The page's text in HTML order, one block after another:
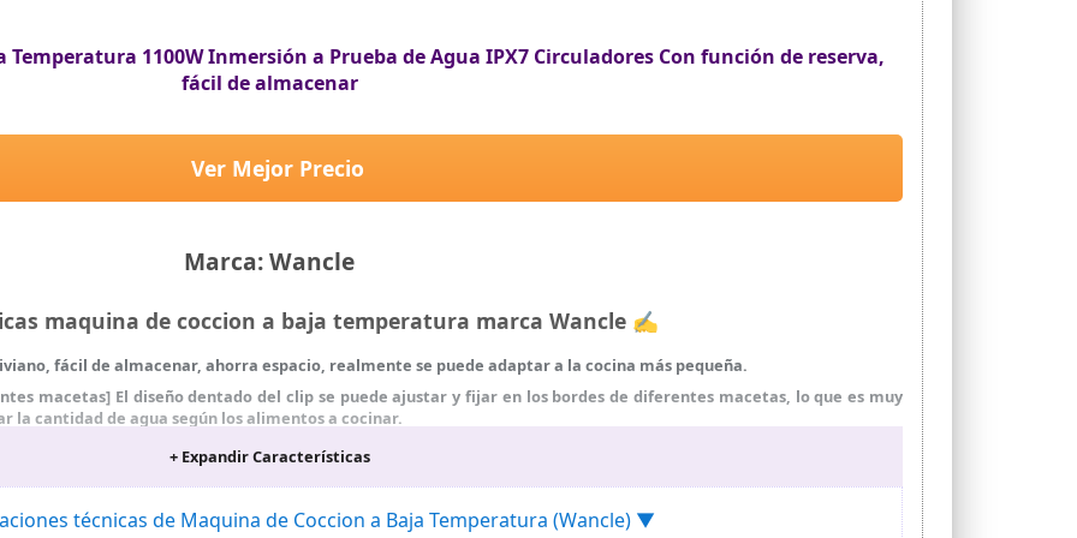
bistec, huevos de spa, chuletas de cordero, langosta, tocino, sin cocinar demasiado, reteniendo más nutrientes y
perfecto del chef de primera clase Michelin en todo momento.
Temperatura 1100W Inmersión a Prueba de Agua IPX7 Circuladores Con función de reserva,
fácil de almacenar
Marca: Wancle
Ver Mejor Precio
maquina de coccion a baja temperatura marca Wancle ✍
fácil de almacenar, ahorra espacio, realmente se puede adaptar a la cocina más pequeña.
macetas] El diseño dentado del clip se puede ajustar y fijar en los bordes de diferentes macetas, lo que es muy
cantidad de agua según los alimentos a cocinar.
energía] El diseño del canal de flujo 3D hace que el agua circule de manera uniforme y es muy silencioso cuando se
alcanzar rápidamente la temperatura establecida, ahorrando tiempo y eficiencia, y ahorrando energía.
operar con una mano. El diseño inclinado de la pantalla grande es muy conveniente para su visualización y uso.
simple y es fácil de usar sin leer el manual. Fácil de desmontar y limpiar.
+ Expandir Características
técnicas de Maquina de Coccion a Baja Temperatura (Wancle) ▼